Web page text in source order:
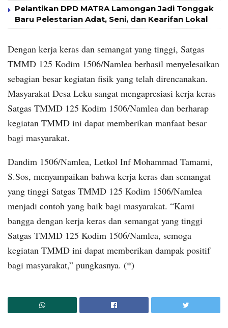
Pelantikan DPD MATRA Lamongan Jadi Tonggak
Baru Pelestarian Adat, Seni, dan Kearifan Lokal
Dengan kerja keras dan semangat yang tinggi, Satgas
TMMD 125 Kodim 1506/Namlea berhasil menyelesaikan
sebagian besar kegiatan fisik yang telah direncanakan.
Masyarakat Desa Leku sangat mengapresiasi kerja keras
Satgas TMMD 125 Kodim 1506/Namlea dan berharap
kegiatan TMMD ini dapat memberikan manfaat besar
bagi masyarakat.
Dandim 1506/Namlea, Letkol Inf Mohammad Tamami,
S.Sos, menyampaikan bahwa kerja keras dan semangat
yang tinggi Satgas TMMD 125 Kodim 1506/Namlea
menjadi contoh yang baik bagi masyarakat. “Kami
bangga dengan kerja keras dan semangat yang tinggi
Satgas TMMD 125 Kodim 1506/Namlea, semoga
kegiatan TMMD ini dapat memberikan dampak positif
bagi masyarakat,” pungkasnya. (*)